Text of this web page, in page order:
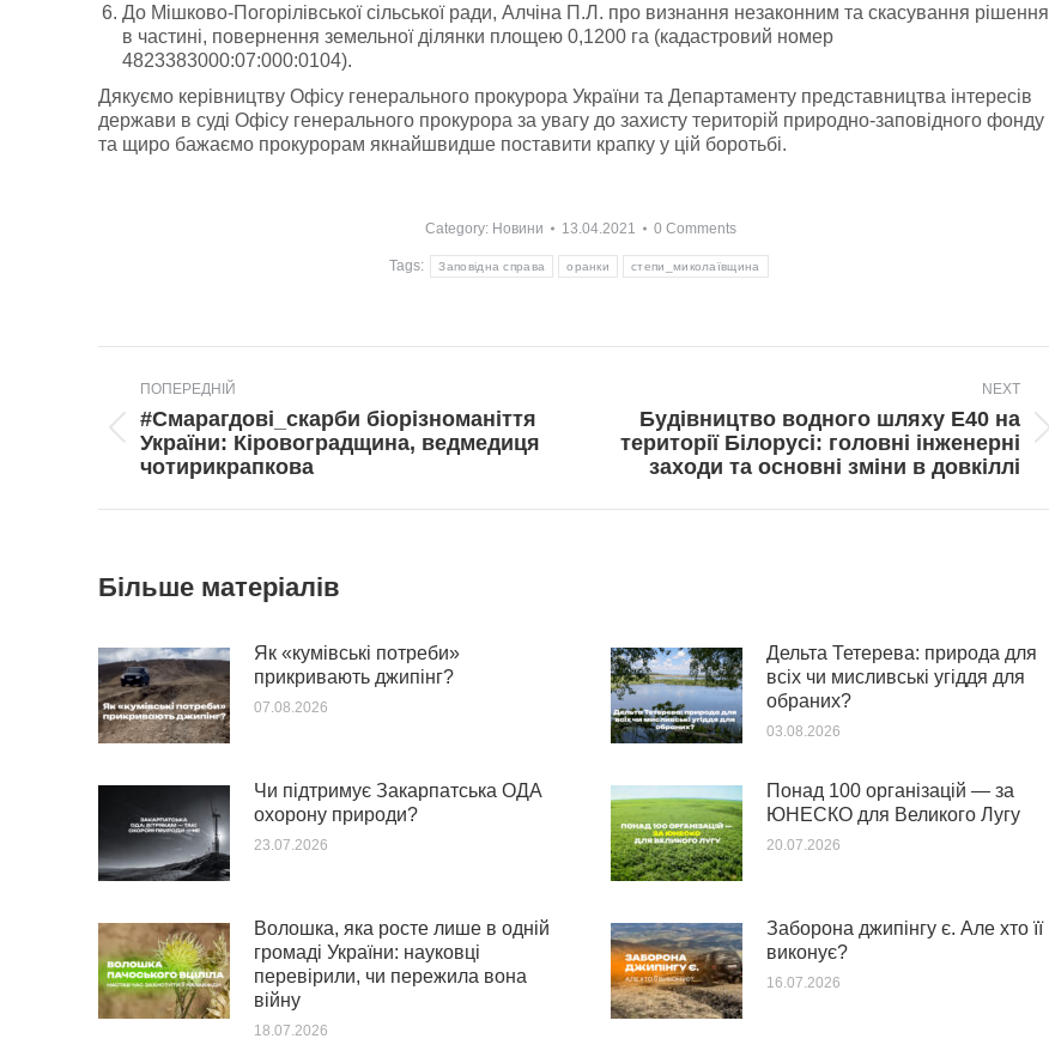
До Мішково-Погорілівської сільської ради, Алчіна П.Л. про визнання незаконним та скасування рішення
в частині, повернення земельної ділянки площею 0,1200 га (кадастровий номер
4823383000:07:000:0104).
Дякуємо керівництву Офісу генерального прокурора України та Департаменту представництва інтересів
держави в суді Офісу генерального прокурора за увагу до захисту територій природно-заповідного фонду
та щиро бажаємо прокурорам якнайшвидше поставити крапку у цій боротьбі.
Category: Новини 13.04.2021 0 Comments
Tags: Заповідна справа оранки степи_миколаївщина
navigation
ПОПЕРЕДНІЙ
Попередній
пост:
#Смарагдові_скарби біорізноманіття
України: Кіровоградщина, ведмедиця
чотирикрапкова
NEXT
Next
post:
Будівництво водного шляху Е40 на
території Білорусі: головні інженерні
заходи та основні зміни в довкіллі
Більше матеріалів
Як «кумівські потреби»
прикривають джипінг?
07.08.2026
Дельта Тетерева: природа для
всіх чи мисливські угіддя для
обраних?
03.08.2026
Чи підтримує Закарпатська ОДА
охорону природи?
23.07.2026
Понад 100 організацій — за
ЮНЕСКО для Великого Лугу
20.07.2026
Волошка, яка росте лише в одній
громаді України: науковці
перевірили, чи пережила вона
війну
18.07.2026
Заборона джипінгу є. Але хто її
виконує?
16.07.2026